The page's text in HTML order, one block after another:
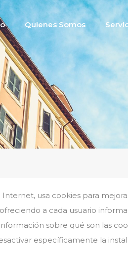
Inicio Quienes Somos
Quienes Somos
usa cookies para
a cada usuario
sobre qué son las
específicamente la